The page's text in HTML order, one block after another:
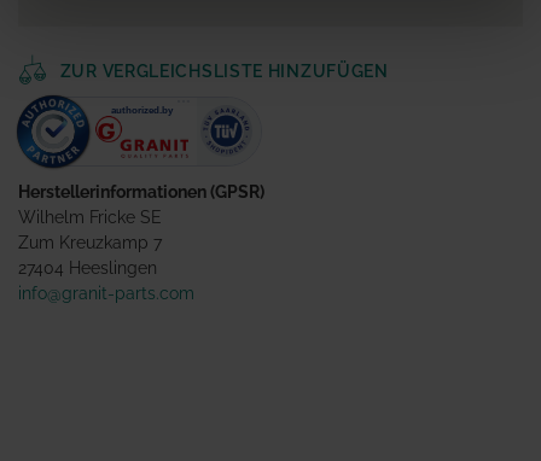
ZUR VERGLEICHSLISTE HINZUFÜGEN
Herstellerinformationen (GPSR)
Wilhelm Fricke SE
Zum Kreuzkamp 7
27404 Heeslingen
info@granit-parts.com